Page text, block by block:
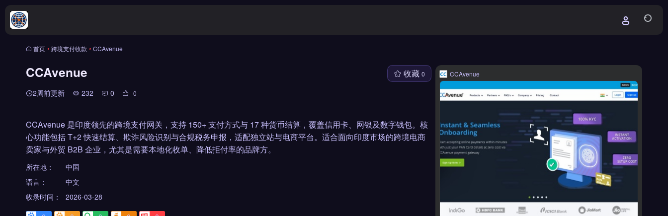
首页 • 跨境支付收款 • CCAvenue
CCAvenue
2周前更新 232 0 0
收藏 0
CCAvenue 是印度领先的跨境支付网关，支持 150+ 支付方式与 17 种货币结算，覆盖信用卡、网银及数字钱包。核
心功能包括 T+2 快速结算、欺诈风险识别与合规税务申报，适配独立站与电商平台。适合面向印度市场的跨境电商
卖家与外贸 B2B 企业，尤其是需要本地化收单、降低拒付率的品牌方。
所在地：
中国
语言：
中文
收录时间：
2026-03-28
CCAvenue